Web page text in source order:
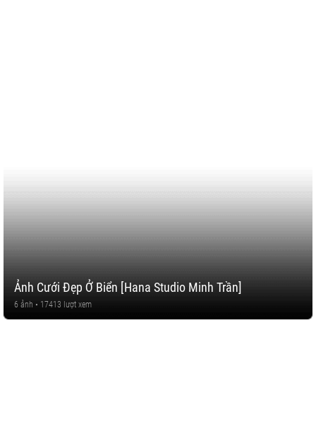
Ảnh Cưới Đẹp Ở Biển [Hana Studio Minh Trần]
6 ảnh • 17413 lượt xem